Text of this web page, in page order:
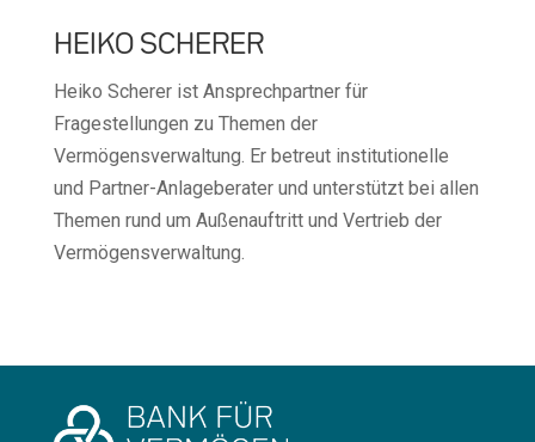
HEIKO SCHERER
Heiko Scherer ist Ansprechpartner für
Fragestellungen zu Themen der
Vermögensverwaltung. Er betreut institutionelle
und Partner-Anlageberater und unterstützt bei allen
Themen rund um Außenauftritt und Vertrieb der
Vermögensverwaltung.